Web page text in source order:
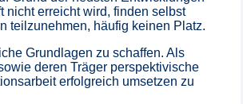
nicht erreicht wird, finden selbst
teilzunehmen, häufig keinen Platz.
Grundlagen zu schaffen. Als
deren Träger perspektivische
erfolgreich umsetzen zu